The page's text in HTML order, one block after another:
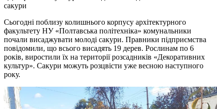
сакури
Сьогодні поблизу колишнього корпусу архітектурного
факультету НУ «Полтавська політехніка» комунальники
почали висаджувати молоді сакури. Правники підприємства
повідомили, що всього висадять 19 дерев. Рослинам по 6
років, виростили їх на території розсадників «Декоративних
культур». Сакури можуть розцвісти уже весною наступного
року.